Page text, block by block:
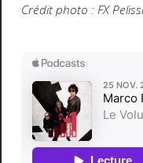
Crédit photo : FX